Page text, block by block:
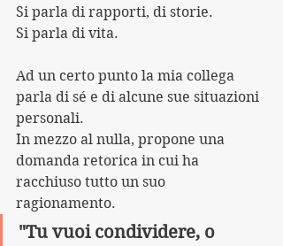
Si parla di rapporti, di storie.
Si parla di vita.
Ad un certo punto la mia collega
parla di sé e di alcune sue situazioni
personali.
In mezzo al nulla, propone una
domanda retorica in cui ha
racchiuso tutto un suo
ragionamento.
"Tu vuoi condividere, o